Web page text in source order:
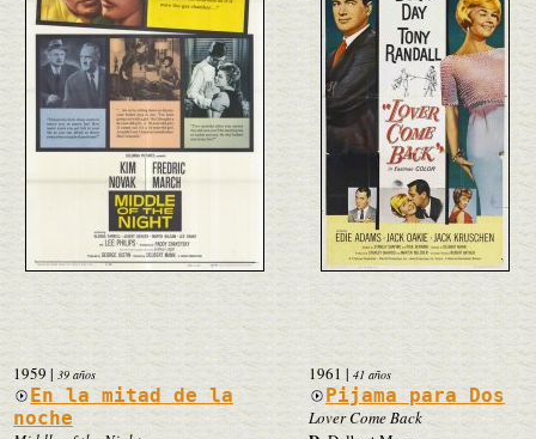
1959 | 39 años
En la mitad de la
noche
1961| 41 años
Pijama para Dos
Lover Come Back